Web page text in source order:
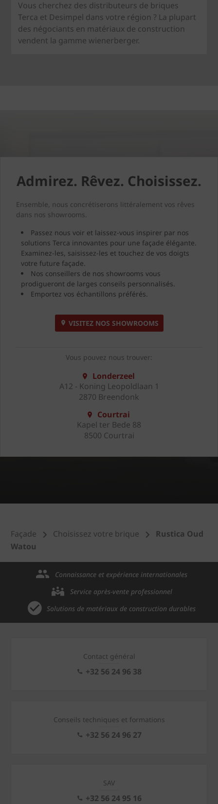
Vous cherchez des distributeurs de briques
Terca et Desimpel dans votre région ? La plupart
des négociants en matériaux de construction
vendent la gamme wienerberger.
Admirez. Rêvez. Choisissez.
Ensemble, nous concrétiserons littéralement vos rêves
dans nos showrooms.
Passez nous voir et laissez-vous inspirer par nos
solutions Terca innovantes pour une façade élégante.
Examinez-les, saisissez-les et touchez de vos doigts
votre future façade.
Nos conseillers de nos showrooms vous
prodigueront de larges conseils personnalisés.
Emportez vos échantillons préférés.
VISITEZ NOS SHOWROOMS
Vous pouvez nous trouver:
Londerzeel
A12 - Koning Leopoldlaan 1
2870 Breendonk
Courtrai
Kapel ter Bede 88
8500 Courtrai
Façade Choisissez votre brique
Rustica Oud
Watou
Connaissance et expérience internationales
Service après-vente professionnel
Solutions de matériaux de construction durables
Contact général
+32 56 24 96 38
Conseils techniques et formations
+32 56 24 96 27
SAV
+32 56 24 95 16